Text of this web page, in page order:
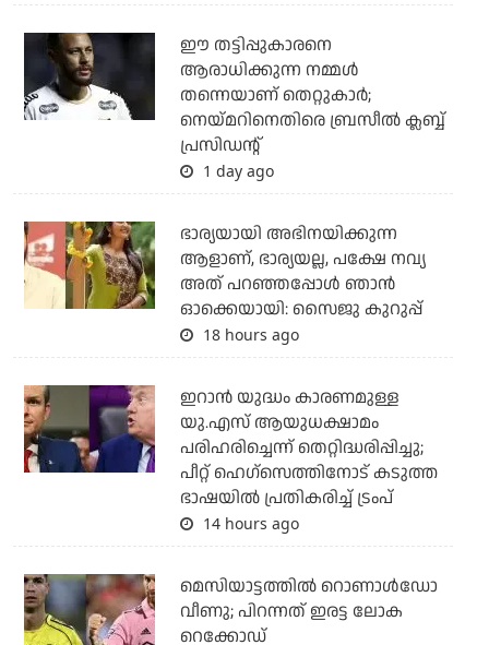
ഈ തട്ടിപ്പുകാരനെ
ആരാധിക്കുന്ന നമ്മള്‍
തന്നെയാണ് തെറ്റുകാര്‍;
നെയ്മറിനെതിരെ ബ്രസീല്‍ ക്ലബ്ബ്
പ്രസിഡന്റ്
1 day ago
ഭാര്യയായി അഭിനയിക്കുന്ന
ആളാണ്, ഭാര്യയല്ല, പക്ഷേ നവ്യ
അത് പറഞ്ഞപ്പോള്‍ ഞാന്‍
ഓക്കെയായി: സൈജു കുറുപ്പ്
18 hours ago
ഇറാന്‍ യുദ്ധം കാരണമുള്ള
യു.എസ് ആയുധക്ഷാമം
പരിഹരിച്ചെന്ന് തെറ്റിദ്ധരിപ്പിച്ചു;
പീറ്റ് ഹെഗ്‌സെത്തിനോട് കടുത്ത
ഭാഷയില്‍ പ്രതികരിച്ച് ട്രംപ്
14 hours ago
മെസിയാട്ടത്തില്‍ റൊണാള്‍ഡോ
വീണു; പിറന്നത് ഇരട്ട ലോക
റെക്കോഡ്